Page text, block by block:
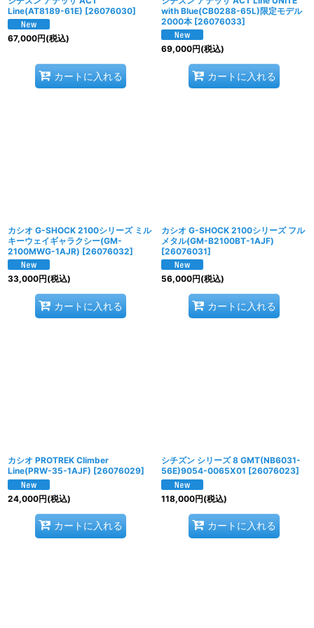
Line(AT8189-61E) [26076030]
67,000円(税込)
カートに入れる
with Blue(CB0288-65L)限定モデル
2000本 [26076033]
69,000円(税込)
カートに入れる
カシオ G-SHOCK 2100シリーズ ミル
キーウェイギャラクシー(GM-
2100MWG-1AJR) [26076032]
33,000円(税込)
カートに入れる
カシオ G-SHOCK 2100シリーズ フル
メタル(GM-B2100BT-1AJF)
[26076031]
56,000円(税込)
カートに入れる
カシオ PROTREK Climber
Line(PRW-35-1AJF) [26076029]
24,000円(税込)
カートに入れる
シチズン シリーズ 8 GMT(NB6031-
56E)9054-0065X01 [26076023]
118,000円(税込)
カートに入れる